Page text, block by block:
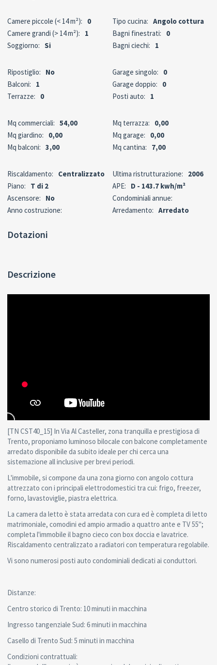
Camere piccole (< 14 m²):
0
Camere grandi (> 14 m²):
1
Soggiorno: Si
Tipo cucina: Angolo cottura
Bagni finestrati:
0
Bagni ciechi:
1
Ripostiglio:
No
Balconi:
1
Terrazze:
0
Garage singolo:
0
Garage doppio:
0
Posti auto:
1
Mq commerciali: 54,00
Mq giardino:
0,00
Mq balconi: 3,00
Mq terrazza:
0,00
Mq garage:
0,00
Mq cantina:
7,00
Riscaldamento:
Centralizzato
Piano:
T di 2
Ascensore:
No
Anno costruzione:
Ultima ristrutturazione:
2006
APE:
D - 143.7 kwh/m²
Condominiali annue:
Arredamento: Arredato
Dotazioni
Descrizione
[TN CST40_15] In Via Al Casteller, zona tranquilla e prestigiosa di
Trento, proponiamo luminoso bilocale con balcone completamente
arredato disponibile da subito ideale per chi cerca una
sistemazione all inclusive per brevi periodi.
L'immobile, si compone da una zona giorno con angolo cottura
attrezzato con i principali elettrodomestici tra cui: frigo, freezer,
forno, lavastoviglie, piastra elettrica.
La camera da letto è stata arredata con cura ed è completa di letto
matrimoniale, comodini ed ampio armadio a quattro ante e TV 55'';
completa l'immobile il bagno cieco con box doccia e lavatrice.
Riscaldamento centralizzato a radiatori con temperatura regolabile.
Vi sono numerosi posti auto condominiali dedicati ai conduttori.
Distanze:
Centro storico di Trento: 10 minuti in macchina
Ingresso tangenziale Sud: 6 minuti in macchina
Casello di Trento Sud: 5 minuti in macchina
Condizioni contrattuali: